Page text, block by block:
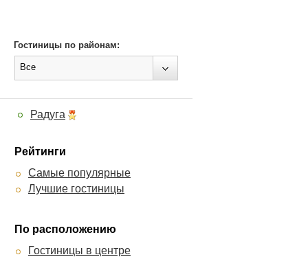
Гостиницы по районам:
Все
Радуга
Рейтинги
Самые популярные
Лучшие гостиницы
По расположению
Гостиницы в центре